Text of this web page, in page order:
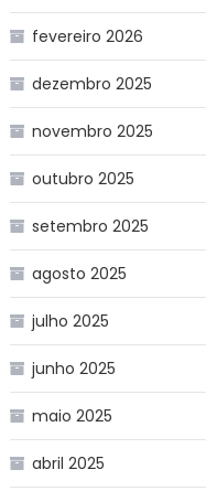
fevereiro 2026
dezembro 2025
novembro 2025
outubro 2025
setembro 2025
agosto 2025
julho 2025
junho 2025
maio 2025
abril 2025